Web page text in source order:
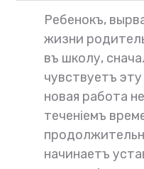
Ребенокъ,
жизни
въ школу,
чувствуетъ
новая работа
теченіемъ
начинаетъ